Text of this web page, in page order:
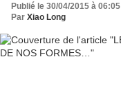
Publié le 30/04/2015 à 06:05
Par Xiao Long